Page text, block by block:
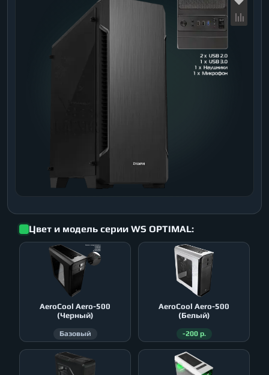
Цвет и модель серии WS OPTIMAL:
AeroСool Aero-500
(Черный)
Базовый
AeroСool Aero-500
(Белый)
-200 р.